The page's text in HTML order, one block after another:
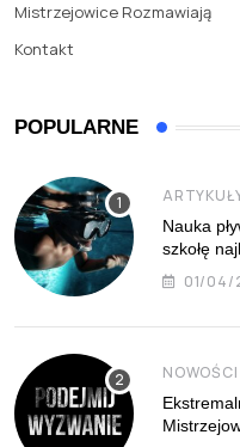
Mistrzejowice Rozmawiają
Kontakt
POPULARNE
Nauka
szkołę
01/04/
NOWOŚCI